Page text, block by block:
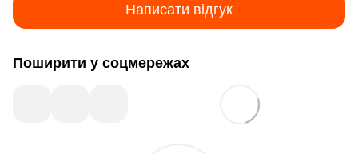
Написати відгук
Поширити у соцмережах